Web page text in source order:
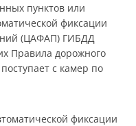
пунктов или
фиксации
(ЦАФАП) ГИБДД
Правила дорожного
с камер по
фиксации